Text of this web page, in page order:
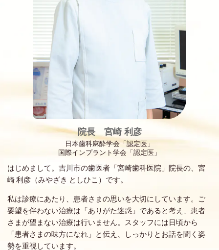
院長 宮崎 利彦
日本歯科麻酔学会「認定医」
国際インプラント学会「認定医」
はじめまして。吉川市の歯医者「宮崎歯科医院」院長の、宮
崎 利彦（みやざき としひこ）です。
私は診療にあたり、患者さまの思いを大切にしています。ご
要望を伴わない治療は「ありがた迷惑」であると考え、患者
さまが望まない治療は行いません。スタッフには日頃から
「患者さまの味方になれ」と伝え、しっかりとお話を聞く姿
勢を重視しています。